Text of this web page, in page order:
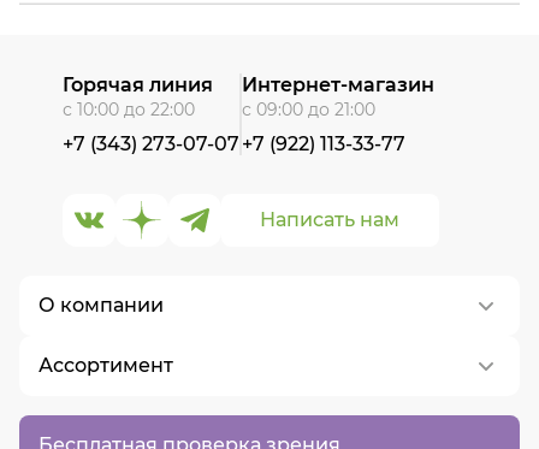
Бесплатная проверка зрения
О компании
О нас
Контакты
Ассортимент
Написать нам
Горячая линия
с 10:00 до 22:00
+7 (343) 273-07-07
Интернет-магазин
с 09:00 до 21:00
+7 (922) 113-33-77